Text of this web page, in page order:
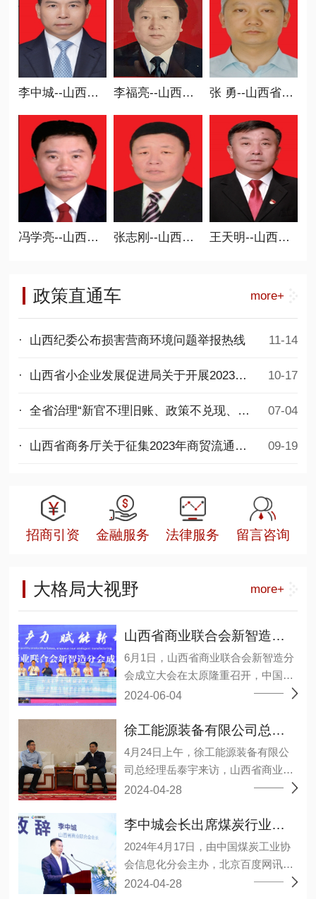
李中城--山西省商业联合会会长
冯学亮--山西省商业联合会常务副会长 党支部书记
李福亮--山西省商业联合会副会长
张志刚--山西省商业联合会常务副会长
张 勇--山西省商业联合会常务副会长
王天明--山西省商业联合会常务副会长
政策直通车 more+
· 山西纪委公布损害营商环境问题举报热线 11-14
· 山西省小企业发展促进局关于开展2023年度第二批专精特新中小企业项目申报工作的通知 10-17
· 全省治理“新官不理旧账、政策不兑现、拖欠民营企业账款”问题专项行动推进会议召开 07-04
· 山西省商务厅关于征集2023年商贸流通发展项目的通知 09-19
招商引资 金融服务 法律服务 留言咨询
大格局大视野 more+
山西省商业联合会新智造分会成立大会在太原召开
6月1日，山西省商业联合会新智造分
会成立大会在太原隆重召开，中国煤
炭工业协会原副会长王广德、省工商
关院校、研究机构、能源装备上下游
企业和会员单位约1000余人参加了大
会。 会议选举温作洧为会长，许其军
杰、邓德献、巩鸿宾、任杰、许爱
军、孙亚波、孙江龙、李小勤、林敬
淳、杨宏丰、杨德意、连永军、肖海
艳、吴永干、吴雪峰、张维、张小
波、陈邦茂、陈建停、武永强、金
2024-06-04
徐工能源装备有限公司总经理岳泰宇一行莅临山西省商业联合会
4月24日上午，徐工能源装备有限公
司总经理岳泰宇来访，山西省商业联
合会会长李中城接见并举行会谈，会
合作的意见建议。 李中城指出，企业
通过推动大数据、人工智能等新兴技
术与产业深度融合、数字经济和实体
2024-04-28
李中城会长出席煤炭行业大模型应用研讨会
2024年4月17日，由中国煤炭工业协
会信息化分会主办，北京百度网讯科
技有限公司承办的煤炭行业大模型应
2024-04-28